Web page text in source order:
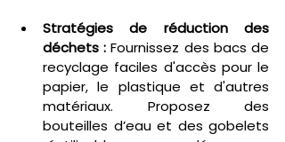
Stratégies de réduction des
déchets : Fournissez des bacs de
recyclage faciles d'accès pour le
papier, le plastique et d'autres
matériaux. Proposez des
bouteilles d’eau et des gobelets